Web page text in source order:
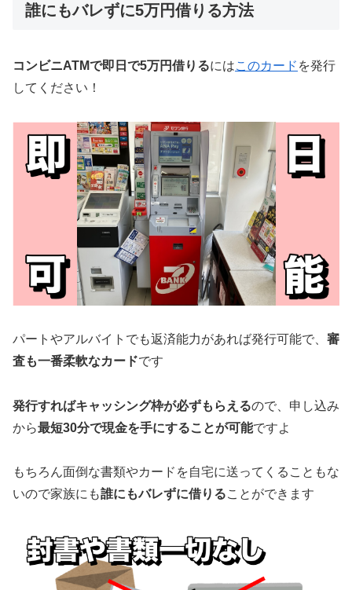
誰にもバレずに5万円借りる方法
コンビニATMで即日で5万円借りるにはこのカード を発行
してください！
パートやアルバイトでも返済能力があれば発行可能で、 審
査も一番柔軟なカードです
発行すればキャッシング枠が必ずもらえるので、申し込み
から最短30分で現金を手にすることが可能ですよ
もちろん面倒な書類やカードを自宅に送ってくることもな
いので家族にも誰にもバレずに借りることができます